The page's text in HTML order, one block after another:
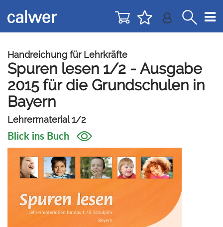
zur
Navigation
zum
Inhalt
Handreichung für Lehrkräfte
Spuren lesen 1/2 - Ausgabe
2015 für die Grundschulen in
Bayern
Lehrermaterial 1/2
Blick ins Buch